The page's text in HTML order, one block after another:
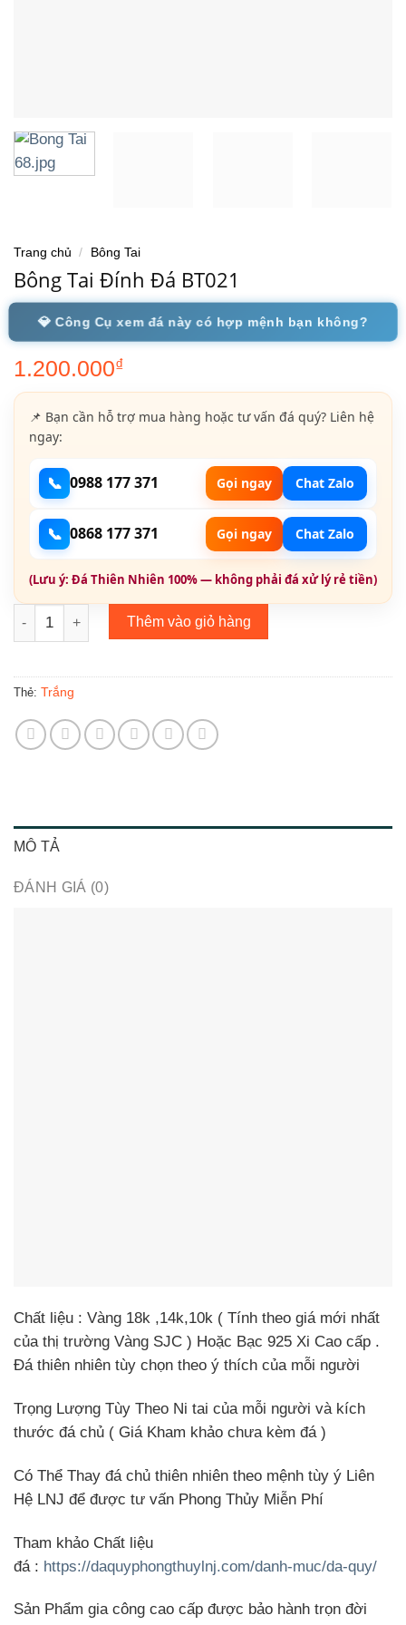
Trang chủ / Bông Tai
Bông Tai Đính Đá BT021
💎 Công Cụ xem đá này có hợp mệnh bạn không?
1.200.000₫
📌 Bạn cần hỗ trợ mua hàng hoặc tư vấn đá quý? Liên hệ
ngay:
📞 0988 177 371 Gọi ngay Chat Zalo
📞 0868 177 371 Gọi ngay Chat Zalo
(Lưu ý: Đá Thiên Nhiên 100% — không phải đá xử lý rẻ tiền)
Bông Tai Đính Đá BT021 số lượng
Thêm vào giỏ hàng
Thẻ: Trắng
MÔ TẢ
ĐÁNH GIÁ (0)
Chất liệu : Vàng 18k ,14k,10k ( Tính theo giá mới nhất
của thị trường Vàng SJC ) Hoặc Bạc 925 Xi Cao cấp .
Đá thiên nhiên tùy chọn theo ý thích của mỗi người
Trọng Lượng Tùy Theo Ni tai của mỗi người và kích
thước đá chủ ( Giá Kham khảo chưa kèm đá )
Có Thể Thay đá chủ thiên nhiên theo mệnh tùy ý Liên
Hệ LNJ để được tư vấn Phong Thủy Miễn Phí
Tham khảo Chất liệu
đá : https://daquyphongthuylnj.com/danh-muc/da-quy/
Sản Phẩm gia công cao cấp được bảo hành trọn đời